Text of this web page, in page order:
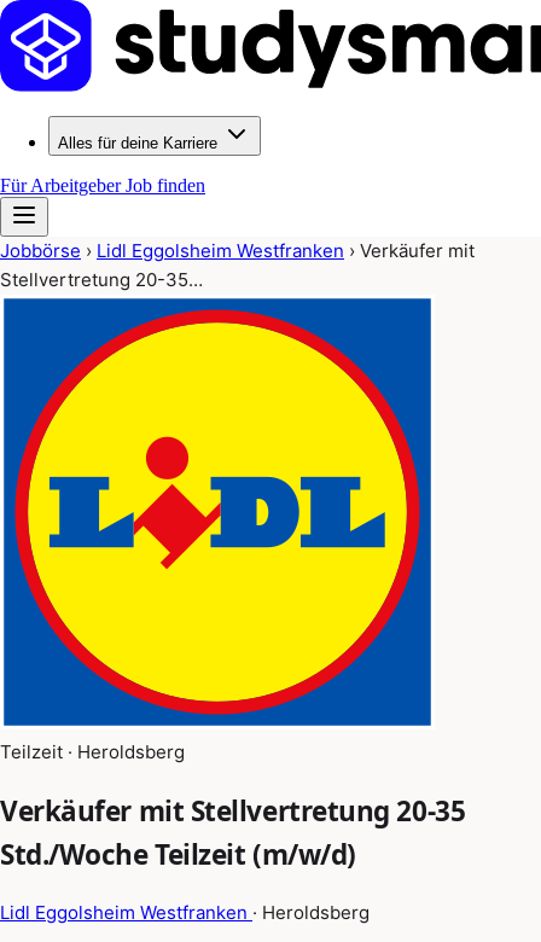
Alles für deine Karriere
Für ArbeitgeberJob finden
Jobbörse › Lidl Eggolsheim Westfranken › Verkäufer mit
Stellvertretung 20-35…
Teilzeit · Heroldsberg
Verkäufer mit Stellvertretung 20-35
Std./Woche Teilzeit (m/w/d)
Lidl Eggolsheim Westfranken · Heroldsberg